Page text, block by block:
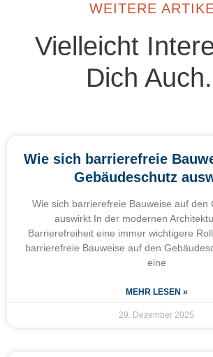
WEITERE
Vielleicht
Dich
Wie sich barrierefreie
Gebäudeschutz
Wie sich barrierefreie Bauweise auf den
auswirkt In der modernen
Barrierefreiheit eine immer wichtigere
barrierefreie Bauweise auf den
eine
MEHR LESEN »
29. Dezember 2025